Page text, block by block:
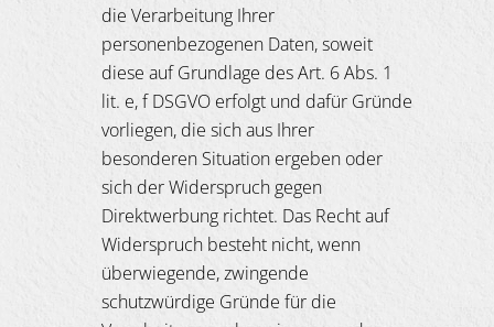
die Verarbeitung Ihrer
personenbezogenen Daten, soweit
diese auf Grundlage des Art. 6 Abs. 1
lit. e, f DSGVO erfolgt und dafür Gründe
vorliegen, die sich aus Ihrer
besonderen Situation ergeben oder
sich der Widerspruch gegen
Direktwerbung richtet. Das Recht auf
Widerspruch besteht nicht, wenn
überwiegende, zwingende
schutzwürdige Gründe für die